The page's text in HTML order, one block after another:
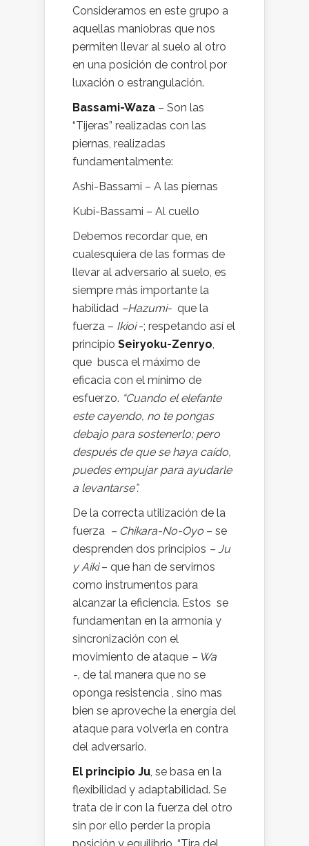
Consideramos en este grupo a
aquellas maniobras que nos
permiten llevar al suelo al otro
en una posición de control por
luxación o estrangulación.
Bassami-Waza – Son las
“Tijeras” realizadas con las
piernas, realizadas
fundamentalmente:
Ashi-Bassami – A las piernas
Kubi-Bassami – Al cuello
Debemos recordar que, en
cualesquiera de las formas de
llevar al adversario al suelo, es
siempre más importante la
habilidad –Hazumi- que la
fuerza – Ikioi-; respetando así el
principio Seiryoku-Zenryo,
que busca el máximo de
eficacia con el mínimo de
esfuerzo. “Cuando el elefante
este cayendo, no te pongas
debajo para sostenerlo; pero
después de que se haya caído,
puedes empujar para ayudarle
a levantarse”.
De la correcta utilización de la
fuerza – Chikara-No-Oyo – se
desprenden dos principios – Ju
y Aiki– que han de servirnos
como instrumentos para
alcanzar la eficiencia. Estos se
fundamentan en la armonía y
sincronización con el
movimiento de ataque – Wa
-, de tal manera que no se
oponga resistencia , sino mas
bien se aproveche la energía del
ataque para volverla en contra
del adversario.
El principio Ju, se basa en la
flexibilidad y adaptabilidad. Se
trata de ir con la fuerza del otro
sin por ello perder la propia